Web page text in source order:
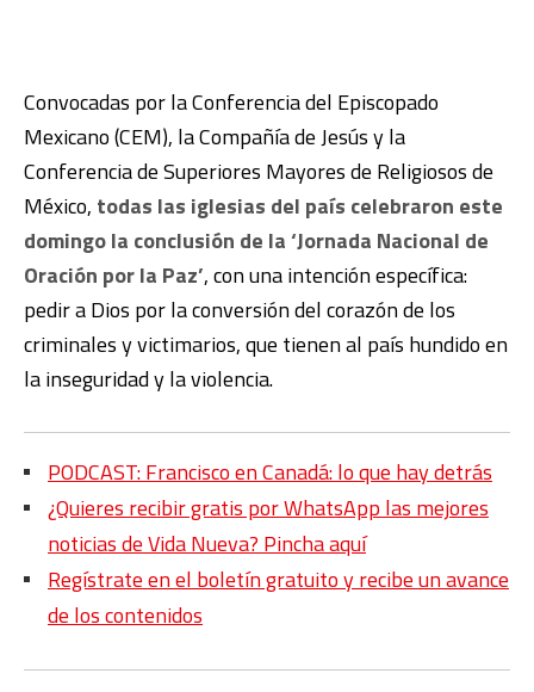
Convocadas por la Conferencia del Episcopado
Mexicano (CEM), la Compañía de Jesús y la
Conferencia de Superiores Mayores de Religiosos de
México, todas las iglesias del país celebraron este
domingo la conclusión de la ‘Jornada Nacional de
Oración por la Paz’, con una intención específica:
pedir a Dios por la conversión del corazón de los
criminales y victimarios, que tienen al país hundido en
la inseguridad y la violencia.
PODCAST: Francisco en Canadá: lo que hay detrás
¿Quieres recibir gratis por WhatsApp las mejores
noticias de Vida Nueva? Pincha aquí
Regístrate en el boletín gratuito y recibe un avance
de los contenidos